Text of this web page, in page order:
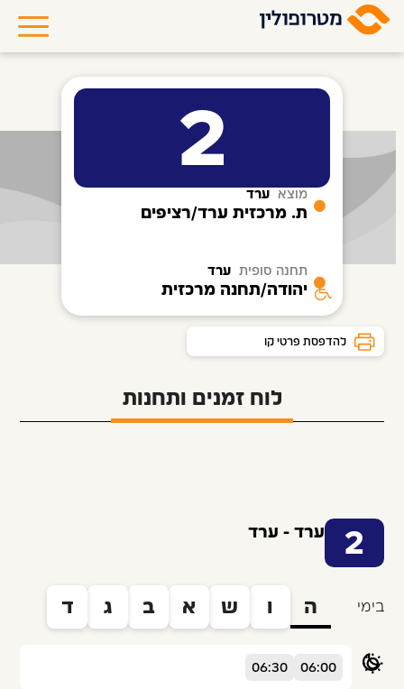
2
מוצא ערד
ת. מרכזית ערד/רציפים
תחנה סופית ערד
יהודה/תחנה מרכזית
להדפסת פרטי קו
לוח זמנים ותחנות
2 ערד - ערד
בימי ה ו ש א ב ג ד
06:00
06:30